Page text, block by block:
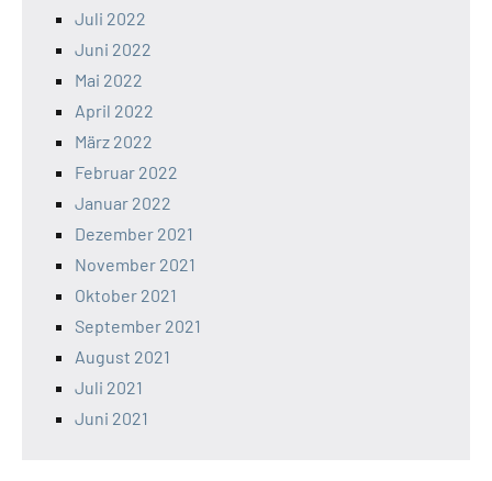
Juli 2022
Juni 2022
Mai 2022
April 2022
März 2022
Februar 2022
Januar 2022
Dezember 2021
November 2021
Oktober 2021
September 2021
August 2021
Juli 2021
Juni 2021